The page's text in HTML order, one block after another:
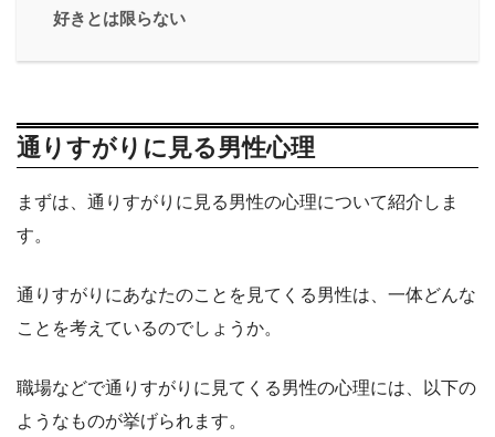
好きとは限らない
通りすがりに見る男性心理
まずは、通りすがりに見る男性の心理について紹介しま
す。
通りすがりにあなたのことを見てくる男性は、一体どんな
ことを考えているのでしょうか。
職場などで通りすがりに見てくる男性の心理には、以下の
ようなものが挙げられます。